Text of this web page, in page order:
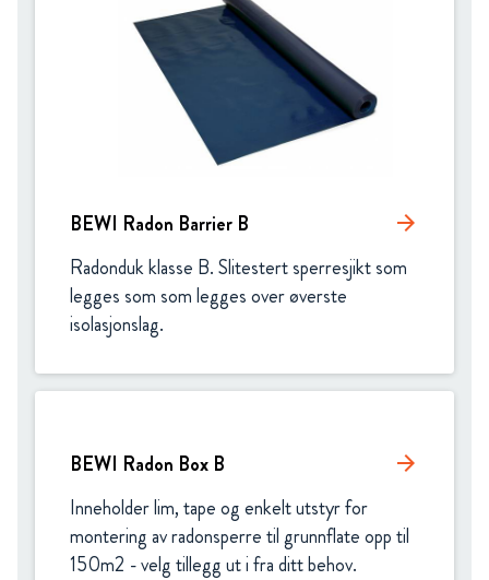
BEWI Radon Barrier B arrow_forward
Radonduk klasse B. Slitestert sperresjikt som
legges som som legges over øverste
isolasjonslag.
BEWI Radon Box B arrow_forward
Inneholder lim, tape og enkelt utstyr for
montering av radonsperre til grunnflate opp til
150m2 - velg tillegg ut i fra ditt behov.